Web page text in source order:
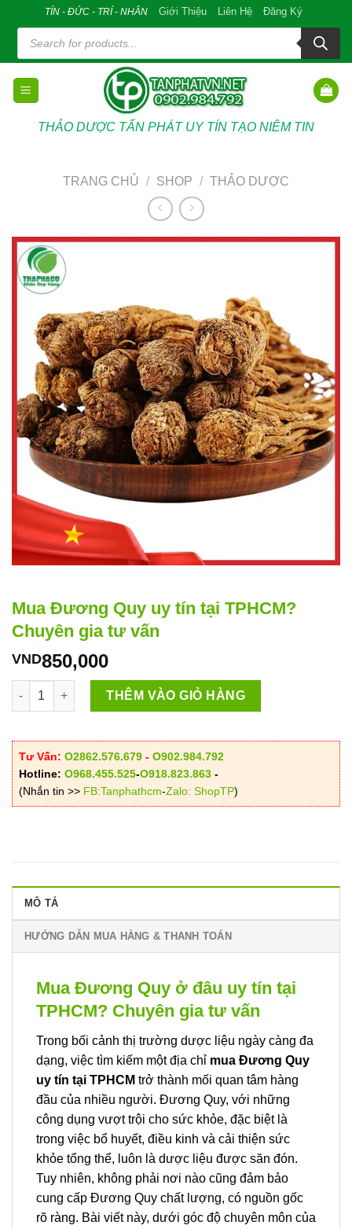
content
TÍN - ĐỨC - TRÍ - NHÂN Giới Thiệu Liên Hệ Đăng Ký
Tìm
kiếm
sản
phẩm
THẢO DƯỢC TẤN PHÁT UY TÍN TẠO NIÊM TIN
TRANG CHỦ / SHOP / THẢO DƯỢC
Mua Đương Quy uy tín tại TPHCM?
Chuyên gia tư vấn
VND850,000
Mua Đương Quy uy tín tại TPHCM? Chuyên gia tư vấn số
THÊM VÀO GIỎ HÀNG
Tư Vấn: O2862.576.679 - O902.984.792
Hotline: O968.455.525-O918.823.863 -
(Nhắn tin >> FB:Tanphathcm-Zalo: ShopTP)
MÔ TẢ
HƯỚNG DẪN MUA HÀNG & THANH TOÁN
Mua Đương Quy ở đâu uy tín tại
TPHCM? Chuyên gia tư vấn
Trong bối cảnh thị trường dược liệu ngày càng đa
dạng, việc tìm kiếm một địa chỉ mua Đương Quy
uy tín tại TPHCM trở thành mối quan tâm hàng
đầu của nhiều người. Đương Quy, với những
công dụng vượt trội cho sức khỏe, đặc biệt là
trong việc bổ huyết, điều kinh và cải thiện sức
khỏe tổng thể, luôn là dược liệu được săn đón.
Tuy nhiên, không phải nơi nào cũng đảm bảo
cung cấp Đương Quy chất lượng, có nguồn gốc
rõ ràng. Bài viết này, dưới góc độ chuyên môn của